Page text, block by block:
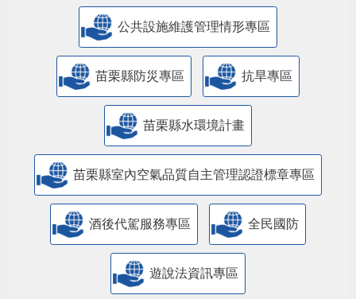
​公共設施維護管理情形專區
苗栗縣防災專區 抗旱專區
苗栗縣水環境計畫
苗栗縣室內空氣品質自主管理認證標章專區
酒後代駕服務專區 全民國防
遊說法資訊專區